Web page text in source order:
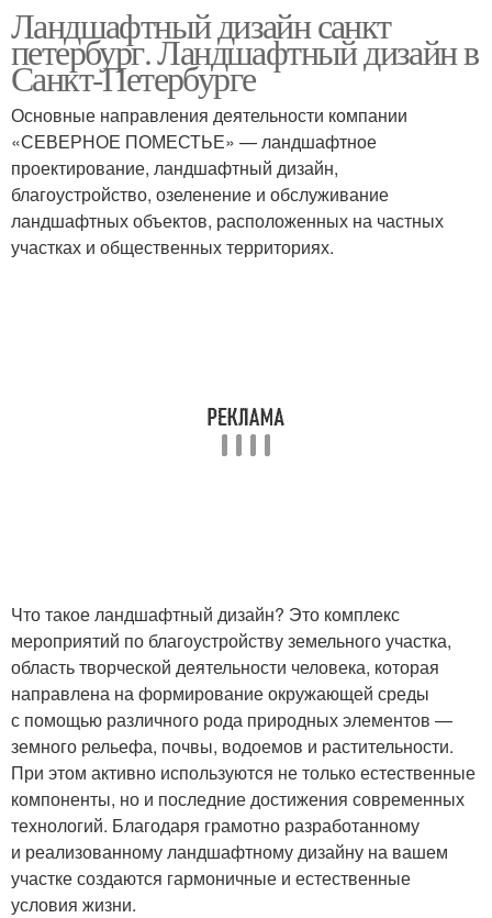
Ландшафтный дизайн санкт
петербург. Ландшафтный дизайн в
Санкт-Петербурге
Основные направления деятельности компании
«СЕВЕРНОЕ ПОМЕСТЬЕ» — ландшафтное
проектирование, ландшафтный дизайн,
благоустройство, озеленение и обслуживание
ландшафтных объектов, расположенных на частных
участках и общественных территориях.
Что такое ландшафтный дизайн? Это комплекс
мероприятий по благоустройству земельного участка,
область творческой деятельности человека, которая
направлена на формирование окружающей среды
с помощью различного рода природных элементов —
земного рельефа, почвы, водоемов и растительности.
При этом активно используются не только естественные
компоненты, но и последние достижения современных
технологий. Благодаря грамотно разработанному
и реализованному ландшафтному дизайну на вашем
участке создаются гармоничные и естественные
условия жизни.